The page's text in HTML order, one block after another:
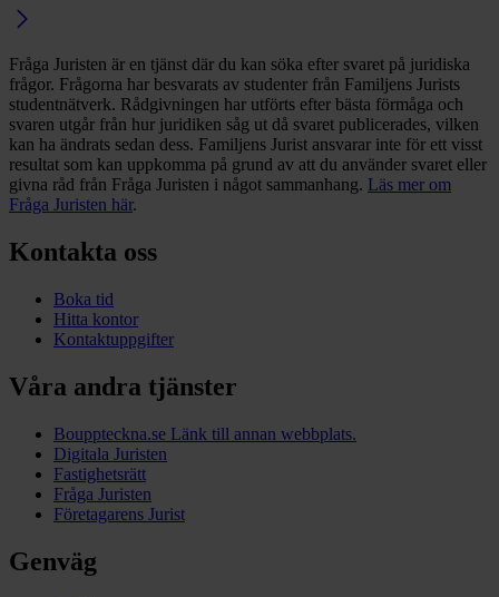
Fråga Juristen är en tjänst där du kan söka efter svaret på juridiska
frågor. Frågorna har besvarats av studenter från Familjens Jurists
studentnätverk. Rådgivningen har utförts efter bästa förmåga och
svaren utgår från hur juridiken såg ut då svaret publicerades, vilken
kan ha ändrats sedan dess. Familjens Jurist ansvarar inte för ett visst
resultat som kan uppkomma på grund av att du använder svaret eller
givna råd från Fråga Juristen i något sammanhang. Läs mer om
Fråga Juristen här.
Kontakta oss
Boka tid
Hitta kontor
Kontaktuppgifter
Våra andra tjänster
Bouppteckna.se Länk till annan webbplats.
Digitala Juristen
Fastighetsrätt
Fråga Juristen
Företagarens Jurist
Genväg